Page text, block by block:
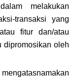
melakukan
transaksi yang
fitur dan/atau
dipromosikan oleh